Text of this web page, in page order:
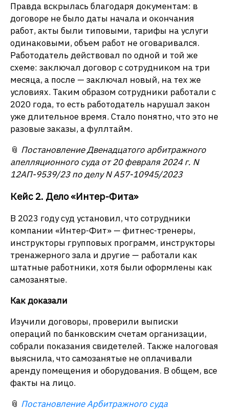
Правда вскрылась благодаря документам: в
договоре не было даты начала и окончания
работ, акты были типовыми, тарифы на услуги
одинаковыми, объем работ не оговаривался.
Работодатель действовал по одной и той же
схеме: заключал договор с сотрудником на три
месяца, а после — заключал новый, на тех же
условиях. Таким образом сотрудники работали с
2020 года, то есть работодатель нарушал закон
уже длительное время. Стало понятно, что это не
разовые заказы, а фуллтайм.
📎 Постановление Двенадцатого арбитражного
апелляционного суда от 20 февраля 2024 г. N
12АП-9539/23 по делу N А57-10945/2023
Кейс 2. Дело «Интер-Фита»
В 2023 году суд установил, что сотрудники
компании «Интер-Фит» — фитнес-тренеры,
инструкторы групповых программ, инструкторы
тренажерного зала и другие — работали как
штатные работники, хотя были оформлены как
самозанятые.
Как доказали
Изучили договоры, проверили выписки
операций по банковским счетам организации,
собрали показания свидетелей. Также налоговая
выяснила, что самозанятые не оплачивали
аренду помещения и оборудования. В общем, все
факты на лицо.
📎 Постановление Арбитражного суда